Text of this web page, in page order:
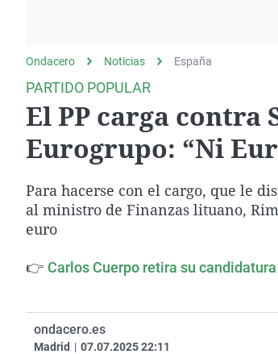
Como el perro y elEquipo de
Ondacero Noticias España
PARTIDO POPULAR
El PP carga contra
Eurogrupo: “Ni
Para hacerse con el cargo, que le
al ministro de Finanzas lituano,
euro
👉 Carlos Cuerpo retira su
ondacero.es
Madrid | 07.07.2025 22:11